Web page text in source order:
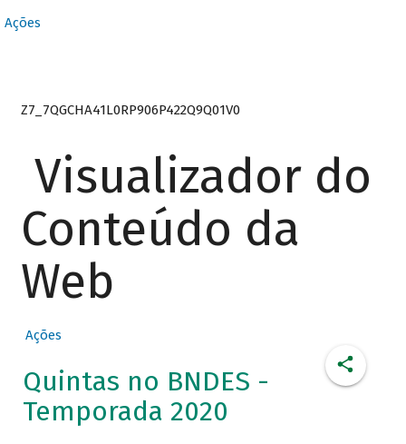
Ações
Z7_7QGCHA41L0RP906P422Q9Q01V0
Visualizador do
Conteúdo da
Web
Ações
Quintas no BNDES -
Temporada 2020